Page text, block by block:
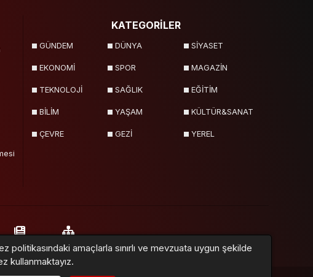
KATEGORİLER
GÜNDEM DÜNYA SİYASET
EKONOMİ SPOR MAGAZİN
TEKNOLOJİ SAĞLIK EĞİTİM
BİLİM YAŞAM KÜLTÜR&SANAT
ÇEVRE GEZİ YEREL
İlanlarSitemap
politikasındaki amaçlarla sınırlı ve mevzuata uygun şekilde
kullanmaktayız.